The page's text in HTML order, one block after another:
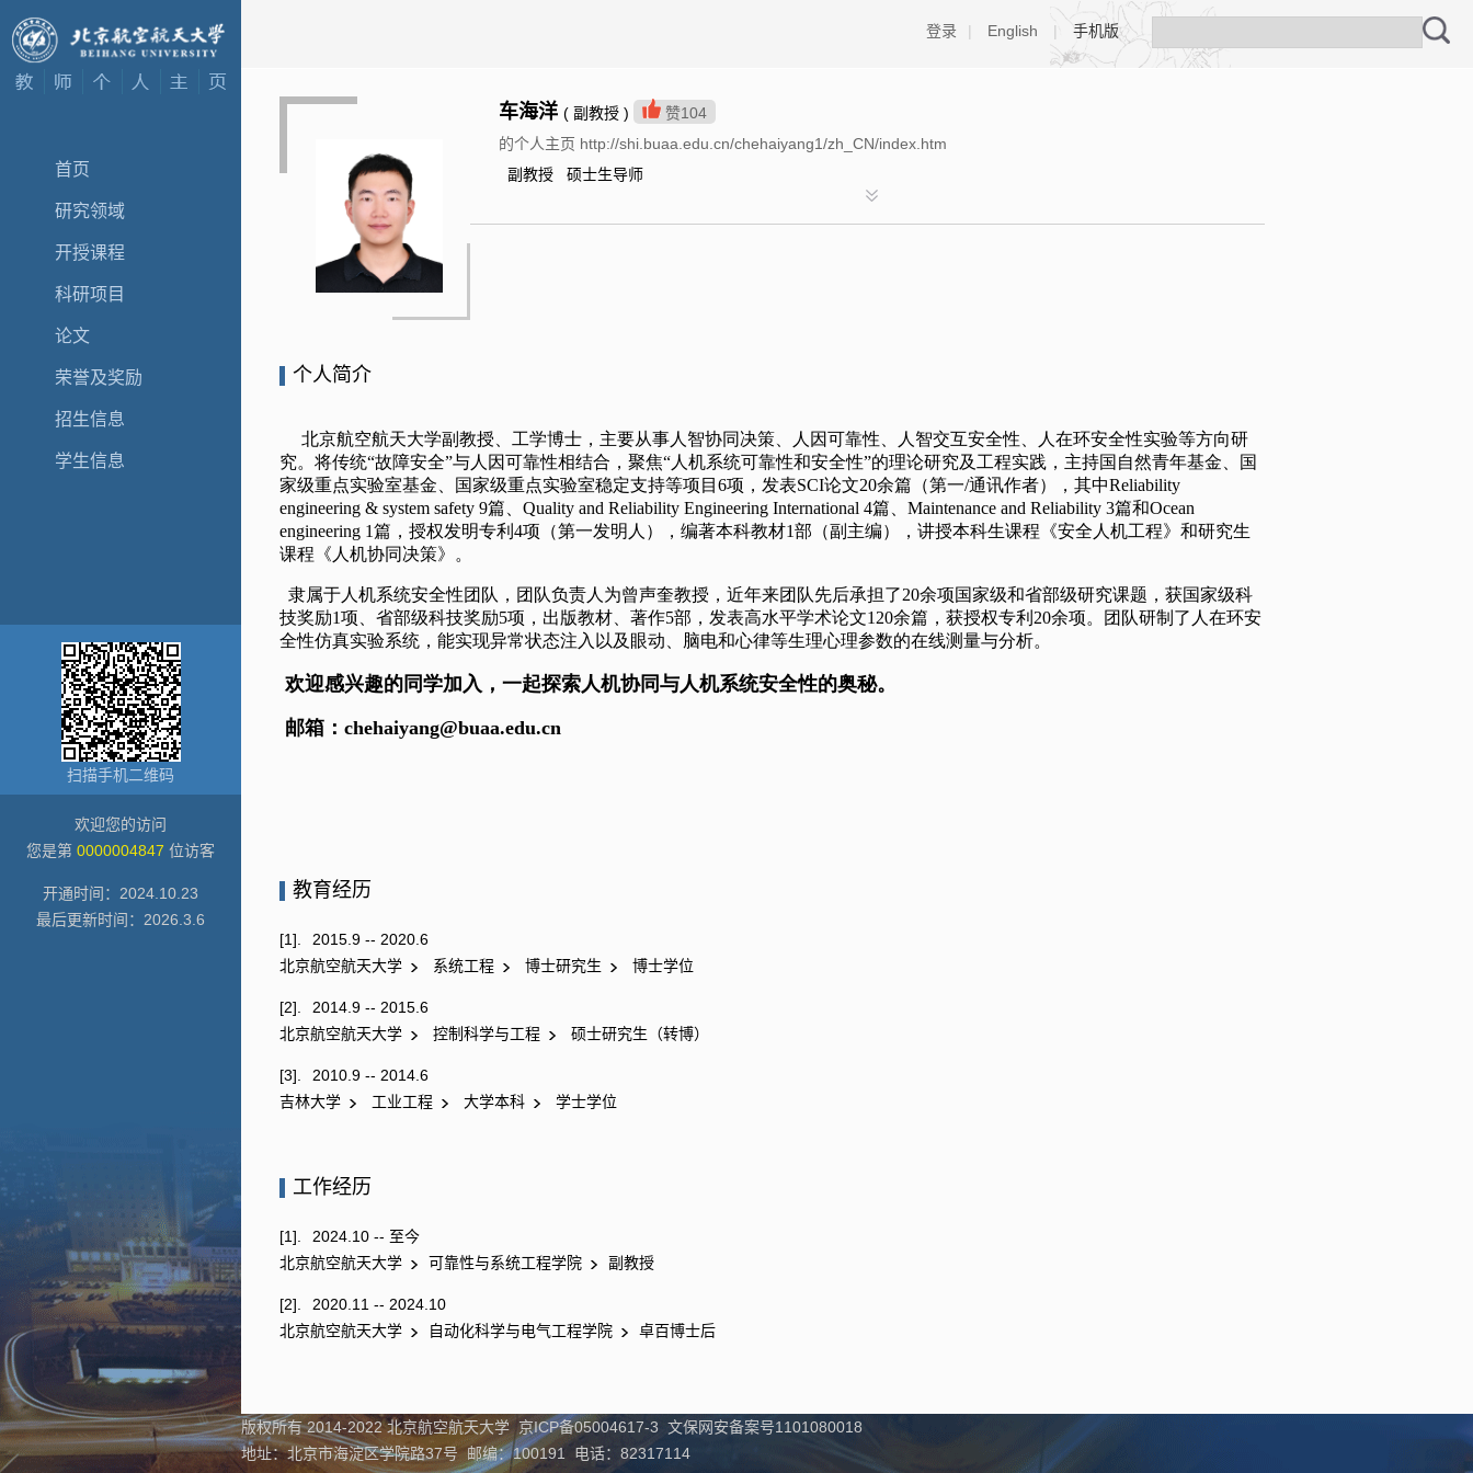
首页
研究领域
开授课程
科研项目
论文
荣誉及奖励
招生信息
学生信息
扫描手机二维码
欢迎您的访问
您是第 0000004847 位访客
开通时间： 2024 10 23
最后更新时间： 2026 3 6
登录 | English | 手机版
车海洋 ( 副教授 ) 赞104
的个人主页 http://shi.buaa.edu.cn/chehaiyang1/zh_CN/index.htm
副教授 硕士生导师
个人简介
教育经历
[1].
2015.9 -- 2020.6
北京航空航天大学
系统工程 博士研究生 博士学位
[2].
2014.9 -- 2015.6
北京航空航天大学
控制科学与工程 硕士研究生（转博）
[3].
2010.9 -- 2014.6
吉林大学
工业工程 大学本科 学士学位
工作经历
[1].
2024.10 -- 至今
北京航空航天大学
可靠性与系统工程学院 副教授
[2].
2020.11 -- 2024.10
北京航空航天大学
自动化科学与电气工程学院 卓百博士后
版权所有 2014-2022 北京航空航天大学 京ICP备05004617-3 文保网安备案号1101080018
地址：北京市海淀区学院路37号 邮编：100191 电话：82317114